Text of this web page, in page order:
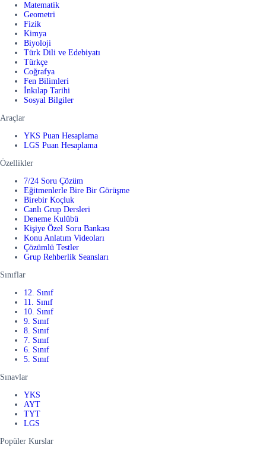
Matematik
Geometri
Fizik
Kimya
Biyoloji
Türk Dili ve Edebiyatı
Türkçe
Coğrafya
Fen Bilimleri
İnkılap Tarihi
Sosyal Bilgiler
Araçlar
YKS Puan Hesaplama
LGS Puan Hesaplama
Özellikler
7/24 Soru Çözüm
Eğitmenlerle Bire Bir Görüşme
Birebir Koçluk
Canlı Grup Dersleri
Deneme Kulübü
Kişiye Özel Soru Bankası
Konu Anlatım Videoları
Çözümlü Testler
Grup Rehberlik Seansları
Sınıflar
12. Sınıf
11. Sınıf
10. Sınıf
9. Sınıf
8. Sınıf
7. Sınıf
6. Sınıf
5. Sınıf
Sınavlar
YKS
AYT
TYT
LGS
Popüler Kurslar